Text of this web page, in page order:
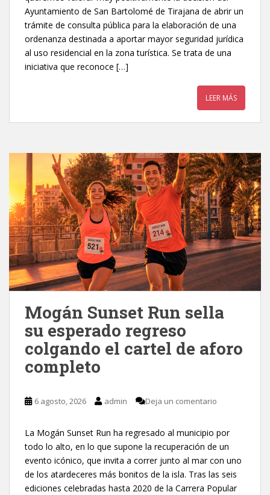
Ayuntamiento de San Bartolomé de Tirajana de abrir un
trámite de consulta pública para la elaboración de una
ordenanza destinada a aportar mayor seguridad jurídica
al uso residencial en la zona turística. Se trata de una
iniciativa que reconoce […]
LEER MÁS
Mogán Sunset Run sella
su esperado regreso
colgando el cartel de aforo
completo
6 agosto, 2026 admin Deja un comentario
La Mogán Sunset Run ha regresado al municipio por
todo lo alto, en lo que supone la recuperación de un
evento icónico, que invita a correr junto al mar con uno
de los atardeceres más bonitos de la isla. Tras las seis
ediciones celebradas hasta 2020 de la Carrera Popular